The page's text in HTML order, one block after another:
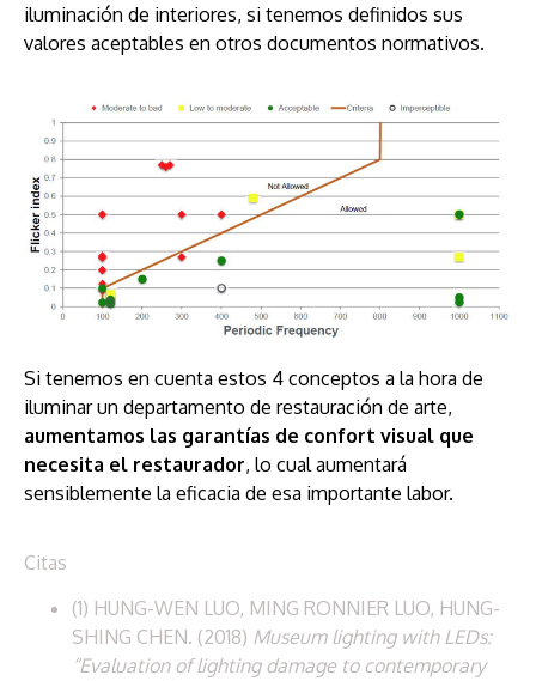
iluminación de interiores, si tenemos definidos sus
valores aceptables en otros documentos normativos.
Si tenemos en cuenta estos 4 conceptos a la hora de
iluminar un departamento de restauración de arte,
aumentamos las garantías de confort visual que
necesita el restaurador, lo cual aumentará
sensiblemente la eficacia de esa importante labor.
Citas
(1) HUNG-WEN LUO, MING RONNIER LUO, HUNG-
SHING CHEN. (2018) Museum lighting with LEDs:
“Evaluation of lighting damage to contemporary